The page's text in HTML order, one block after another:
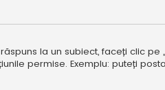
la un subiect, faceți clic
permise. Exemplu: puteți